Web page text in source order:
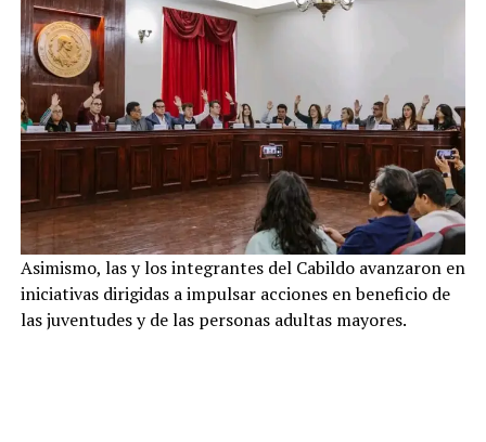
Asimismo, las y los integrantes del Cabildo avanzaron en
iniciativas dirigidas a impulsar acciones en beneficio de
las juventudes y de las personas adultas mayores.